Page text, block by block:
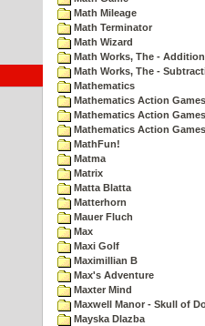
Math Mileage
Math Terminator
Math Wizard
Math Works, The - Addition
Math Works, The -
Mathematics
Mathematics Action
Mathematics Action
Mathematics Action
MathFun!
Matma
Matrix
Matta Blatta
Matterhorn
Mauer Fluch
Max
Maxi Golf
Maximillian B
Max's Adventure
Maxter Mind
Maxwell Manor - Skull of
Mayska Dlazba